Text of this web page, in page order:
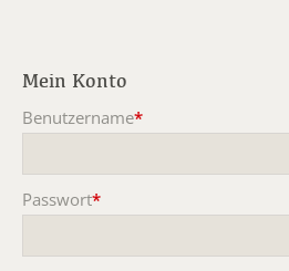
Mein Konto
Benutzername*
Passwort*